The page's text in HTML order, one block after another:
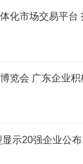
化市场交易平台
览会 广东企业
示20强企业公